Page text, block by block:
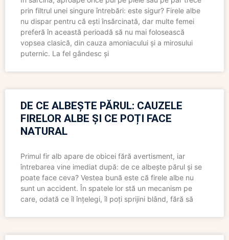
prin filtrul unei singure întrebări: este sigur? Firele albe
nu dispar pentru că ești însărcinată, dar multe femei
preferă în această perioadă să nu mai folosească
vopsea clasică, din cauza amoniacului și a mirosului
puternic. La fel gândesc și
DE CE ALBEȘTE PĂRUL: CAUZELE
FIRELOR ALBE ȘI CE POȚI FACE
NATURAL
Primul fir alb apare de obicei fără avertisment, iar
întrebarea vine imediat după: de ce albește părul și se
poate face ceva? Vestea bună este că firele albe nu
sunt un accident. În spatele lor stă un mecanism pe
care, odată ce îl înțelegi, îl poți sprijini blând, fără să